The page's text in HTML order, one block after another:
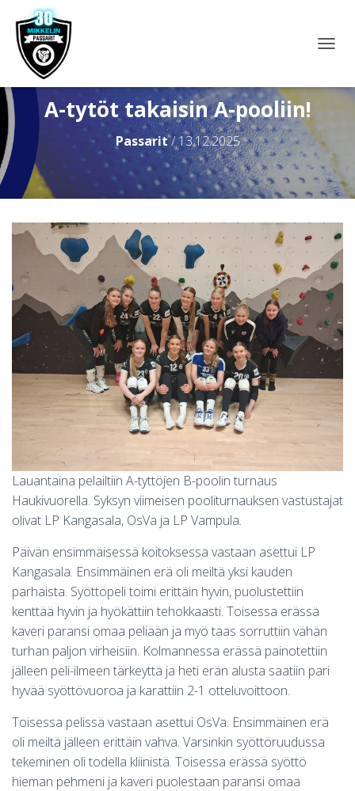
V
I
N
T
I
Ä
L
/
P
O
I
A-tytöt takaisin A-pooliin!
Passarit/13.12.2025
Lauantaina pelailtiin A-tyttöjen B-poolin turnaus
Haukivuorella. Syksyn viimeisen pooliturnauksen vastustajat
olivat LP Kangasala, OsVa ja LP Vampula.
Päivän ensimmäisessä koitoksessa vastaan asettui LP
Kangasala. Ensimmäinen erä oli meiltä yksi kauden
parhaista. Syöttöpeli toimi erittäin hyvin, puolustettiin
kenttää hyvin ja hyökättiin tehokkaasti. Toisessa erässä
kaveri paransi omaa peliään ja myö taas sorruttiin vähän
turhan paljon virheisiin. Kolmannessa erässä painotettiin
jälleen peli-ilmeen tärkeyttä ja heti erän alusta saatiin pari
hyvää syöttövuoroa ja karattiin 2-1 otteluvoittoon.
Toisessa pelissä vastaan asettui OsVa. Ensimmäinen erä
oli meiltä jälleen erittäin vahva. Varsinkin syöttöruudussa
tekeminen oli todella kliinistä. Toisessa erässä syöttö
hieman pehmeni ja kaveri puolestaan paransi omaa